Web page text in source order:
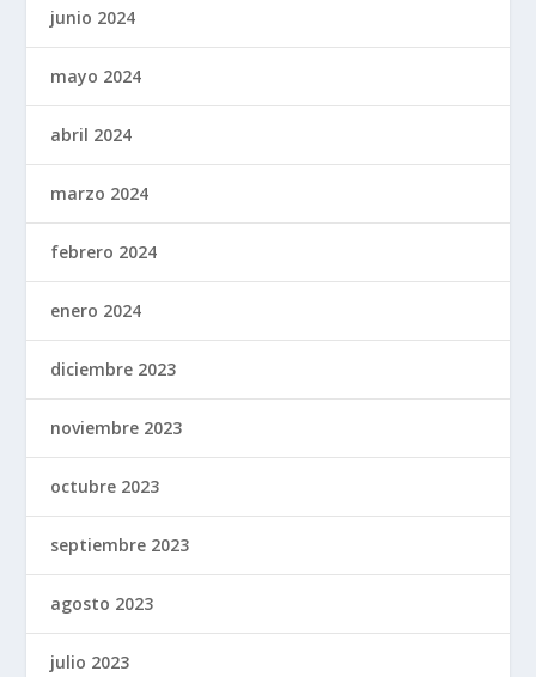
junio 2024
mayo 2024
abril 2024
marzo 2024
febrero 2024
enero 2024
diciembre 2023
noviembre 2023
octubre 2023
septiembre 2023
agosto 2023
julio 2023